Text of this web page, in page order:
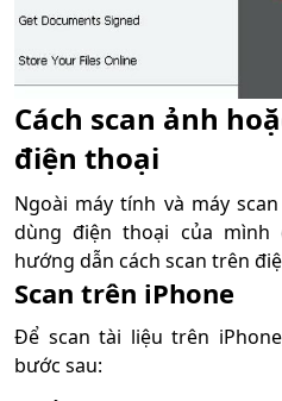
Cách scan ảnh
điện thoại
Ngoài máy tính và máy
dùng điện thoại của mình
hướng dẫn cách scan trên
Scan trên iPhone
Để scan tài liệu trên
bước sau: